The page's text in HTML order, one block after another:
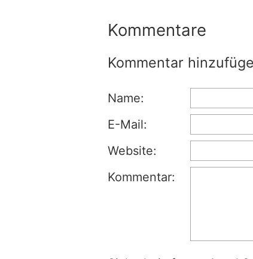
Kommentare
Kommentar
Name:
E-Mail:
Website:
Kommentar: